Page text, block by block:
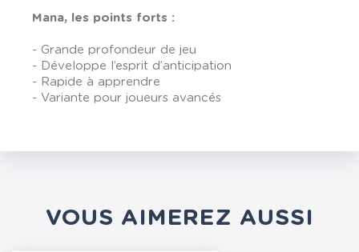
Mana, les points forts :
- Grande profondeur de jeu
- Développe l’esprit d’anticipation
- Rapide à apprendre
- Variante pour joueurs avancés
VOUS AIMEREZ AUSSI